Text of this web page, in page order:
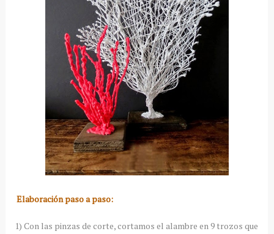
Elaboración paso a paso:
1) Con las pinzas de corte, cortamos el alambre en 9 trozos que